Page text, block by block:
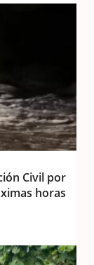
Civil por
horas